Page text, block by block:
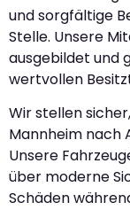
und sorgfältige
Stelle. Unsere
ausgebildet und
wertvollen
Wir stellen
Mannheim nach
Unsere
über moderne
Schäden